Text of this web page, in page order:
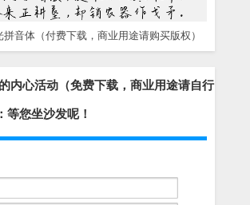
音体（付费下载，商业用途请购买版权）
内心活动（免费下载，商业用途请自行
等您坐沙发呢！